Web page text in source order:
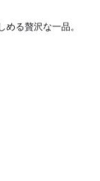
る贅沢な一品。